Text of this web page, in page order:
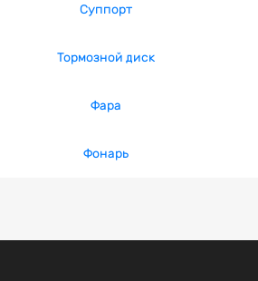
Суппорт
Тормозной диск
Фара
Фонарь